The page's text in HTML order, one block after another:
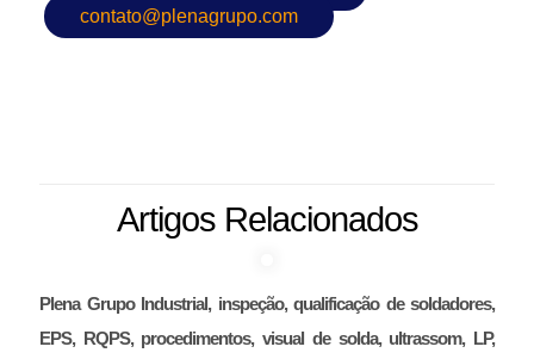
contato@plenagrupo.com
Artigos Relacionados
Plena Grupo Industrial, inspeção, qualificação de soldadores,
EPS, RQPS, procedimentos, visual de solda, ultrassom, LP,